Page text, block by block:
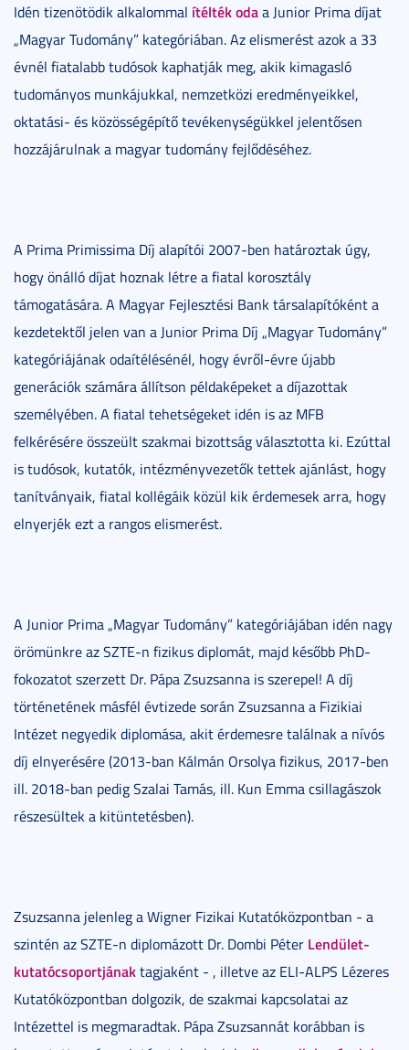
Idén tizenötödik alkalommal ítélték odaa Junior Prima díjat
„Magyar Tudomány” kategóriában. Az elismerést azok a 33
évnél fiatalabb tudósok kaphatják meg, akik kimagasló
tudományos munkájukkal, nemzetközi eredményeikkel,
oktatási- és közösségépítő tevékenységükkel jelentősen
hozzájárulnak a magyar tudomány fejlődéséhez.
A Prima Primissima Díj alapítói 2007-ben határoztak úgy,
hogy önálló díjat hoznak létre a fiatal korosztály
támogatására. A Magyar Fejlesztési Bank társalapítóként a
kezdetektől jelen van a Junior Prima Díj „Magyar Tudomány”
kategóriájának odaítélésénél, hogy évről-évre újabb
generációk számára állítson példaképeket a díjazottak
személyében. A fiatal tehetségeket idén is az MFB
felkérésére összeült szakmai bizottság választotta ki. Ezúttal
is tudósok, kutatók, intézményvezetők tettek ajánlást, hogy
tanítványaik, fiatal kollégáik közül kik érdemesek arra, hogy
elnyerjék ezt a rangos elismerést.
A Junior Prima „Magyar Tudomány” kategóriájában idén nagy
örömünkre az SZTE-n fizikus diplomát, majd később PhD-
fokozatot szerzett Dr. Pápa Zsuzsanna is szerepel! A díj
történetének másfél évtizede során Zsuzsanna a Fizikiai
Intézet negyedik diplomása, akit érdemesre találnak a nívós
díj elnyerésére (2013-ban Kálmán Orsolya fizikus, 2017-ben
ill. 2018-ban pedig Szalai Tamás, ill. Kun Emma csillagászok
részesültek a kitüntetésben).
Zsuzsanna jelenleg a Wigner Fizikai Kutatóközpontban - a
szintén az SZTE-n diplomázott Dr. Dombi Péter Lendület-
kutatócsoportjánaktagjaként - , illetve az ELI-ALPS Lézeres
Kutatóközpontban dolgozik, de szakmai kapcsolatai az
Intézettel is megmaradtak. Pápa Zsuzsannát korábban is